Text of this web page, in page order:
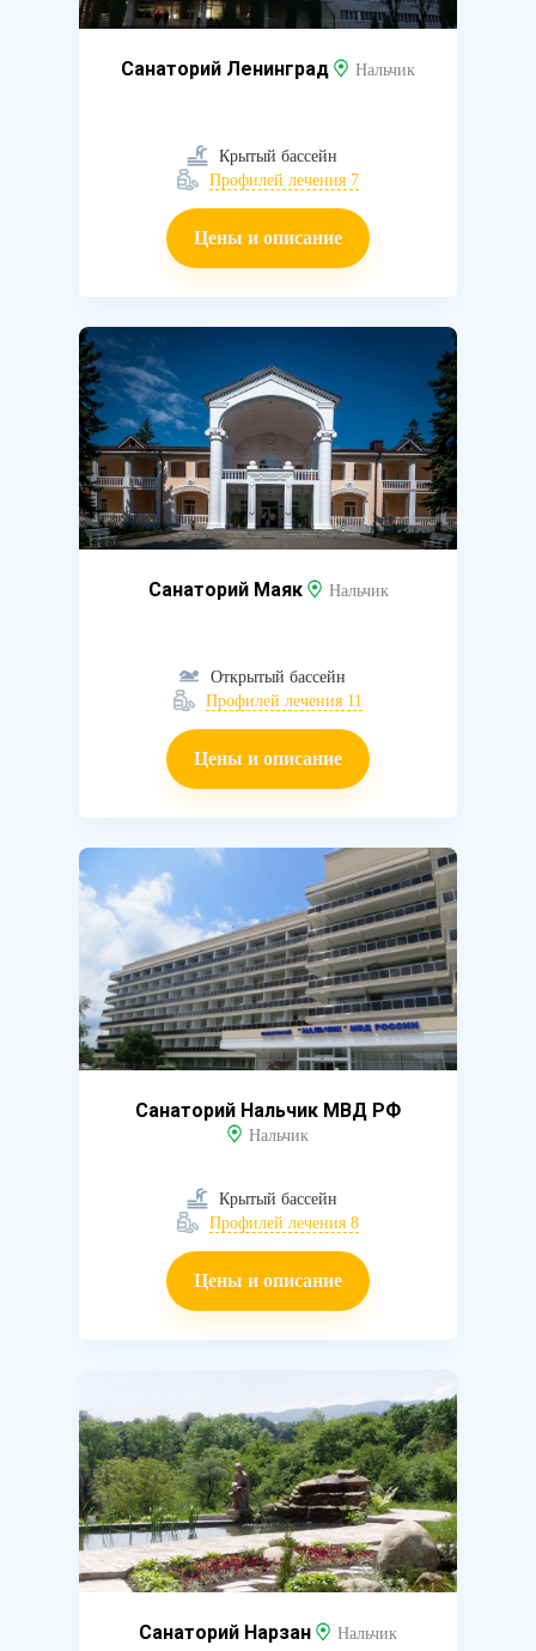
Санаторий Ленинград Нальчик
Крытый бассейн
Профилей лечения 7
Цены и описание
Санаторий Маяк Нальчик
Открытый бассейн
Профилей лечения 11
Цены и описание
Санаторий Нальчик МВД РФ
Нальчик
Крытый бассейн
Профилей лечения 8
Цены и описание
Санаторий Нарзан Нальчик